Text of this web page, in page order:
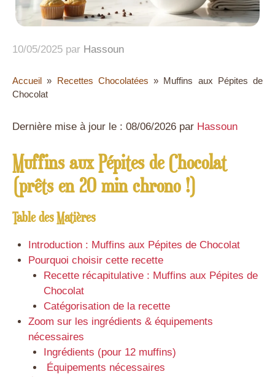
10/05/2025 par Hassoun
Accueil » Recettes Chocolatées » Muffins aux Pépites de
Chocolat
Dernière mise à jour le : 08/06/2026 par Hassoun
Muffins aux Pépites de Chocolat
(prêts en 20 min chrono !)
Table des Matières
Introduction : Muffins aux Pépites de Chocolat
Pourquoi choisir cette recette
Recette récapitulative : Muffins aux Pépites de
Chocolat
Catégorisation de la recette
Zoom sur les ingrédients & équipements
nécessaires
Ingrédients (pour 12 muffins)
Équipements nécessaires